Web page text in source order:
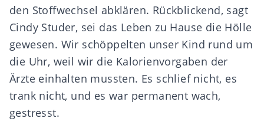
den Stoffwechsel abklären. Rückblickend, sagt
Cindy Studer, sei das Leben zu Hause die Hölle
gewesen. Wir schöppelten unser Kind rund um
die Uhr, weil wir die Kalorienvorgaben der
Ärzte einhalten mussten. Es schlief nicht, es
trank nicht, und es war permanent wach,
gestresst.